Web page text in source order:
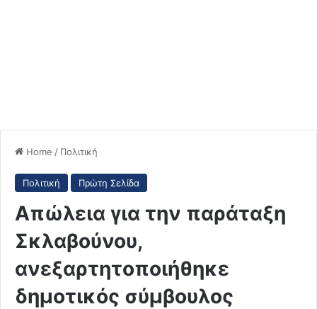
Home / Πολιτική
Πολιτική Πρώτη Σελίδα
Απώλεια για την παράταξη
Σκλαβούνου,
ανεξαρτητοποιήθηκε
δημοτικός σύμβουλος